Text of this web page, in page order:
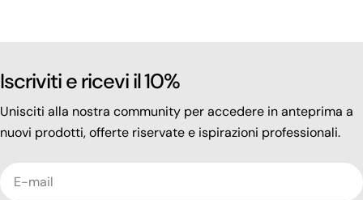
Iscriviti e ricevi il 10%
Unisciti alla nostra community per accedere in anteprima a
nuovi prodotti, offerte riservate e ispirazioni professionali.